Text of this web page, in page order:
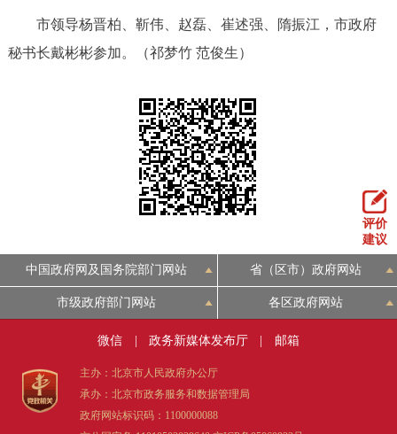
市领导杨晋柏、靳伟、赵磊、崔述强、隋振江，市政府
秘书长戴彬彬参加。（祁梦竹 范俊生）
评价
建议
中国政府网及国务院部门网站 省（区市）政府网站
市级政府部门网站 各区政府网站
微信 政务新媒体发布厅 邮箱
主办：北京市人民政府办公厅
承办：北京市政务服务和数据管理局
政府网站标识码：1100000088